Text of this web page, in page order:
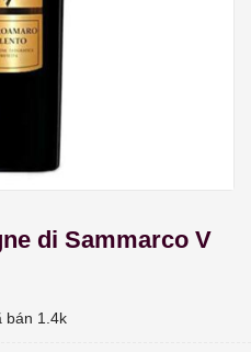
di Sammarco V
bán 1.4k